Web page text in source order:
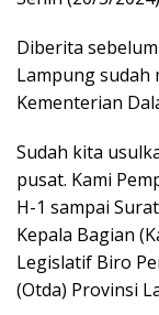
Diberita
Lampung sudah
Kementerian
Sudah kita
pusat. Kami
H-1 sampai
Kepala Bagian
Legislatif Biro
(Otda) Provinsi